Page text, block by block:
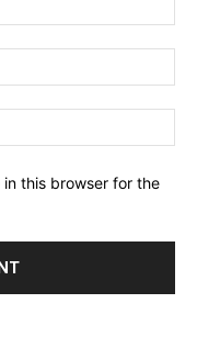
this browser for the